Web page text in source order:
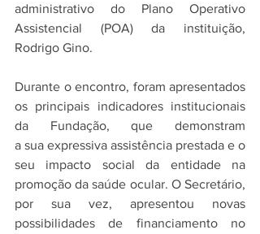
administrativo do Plano Operativo
Assistencial (POA) da instituição,
Rodrigo Gino.
Durante o encontro, foram apresentados
os principais indicadores institucionais
da Fundação, que demonstram
a sua expressiva assistência prestada e o
seu impacto social da entidade na
promoção da saúde ocular. O Secretário,
por sua vez, apresentou novas
possibilidades de financiamento no